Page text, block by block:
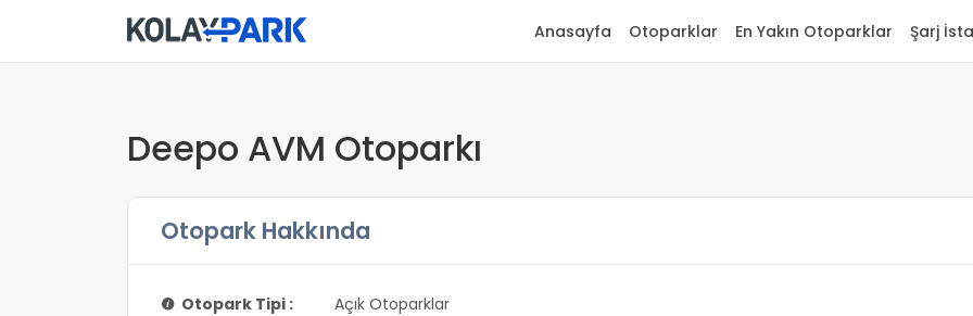
Anasayfa Otoparklar En Yakın Otoparklar Şarj
Deepo AVM Otoparkı
Otopark Hakkında
Otopark Tipi : Açık Otoparklar